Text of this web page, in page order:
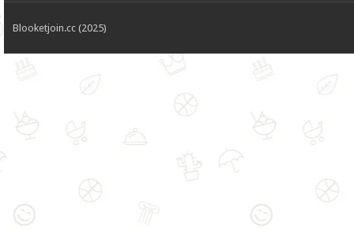
Blooketjoin.cc (2025)